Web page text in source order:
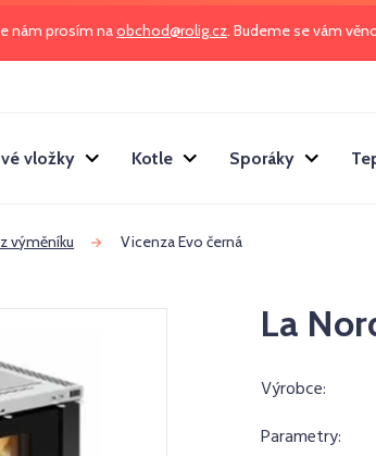
nám prosím naobchod@rolig.cz. Budeme se vám
vložky Kotle Sporáky
výměníku Vicenza Evo černá
La
Výrobce:
Parametry: